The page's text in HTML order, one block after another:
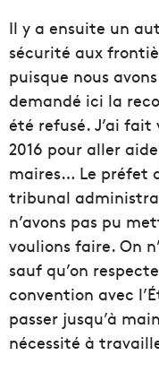
Il y a ensuite un
sécurité aux
puisque nous
demandé ici la
été refusé. J’ai fait
2016 pour aller
maires… Le préfet
tribunal
n’avons pas pu
voulions faire. On
sauf qu’on
convention avec
passer jusqu’à
nécessité à